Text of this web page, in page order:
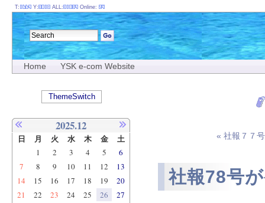
Home YSK e-com Website
« 社報７７
社報78号
T: Y: ALL: Online:
ThemeSwitch
2025.12
日 月 火 水 木 金 土
1 2 3 4 5
6
7
8 9 10 11 12
13
14
15 16 17 18 19
20
21
22 23 24 25 26
27